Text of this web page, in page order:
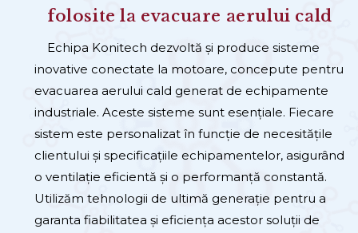
folosite la evacuare aerului cald
Echipa Konitech dezvoltă și produce sisteme
inovative conectate la motoare, concepute pentru
evacuarea aerului cald generat de echipamente
industriale. Aceste sisteme sunt esențiale. Fiecare
sistem este personalizat în funcție de necesitățile
clientului și specificațiile echipamentelor, asigurând
o ventilație eficientă și o performanță constantă.
Utilizăm tehnologii de ultimă generație pentru a
garanta fiabilitatea și eficiența acestor soluții de